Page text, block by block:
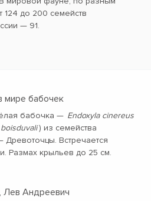
124 до 200 семейств
— 91.
мире бабочек
бабочка — Endoxyla cinereus
) из семейства
Древоточцы. Встречается
Размах крыльев до 25 см.
, Лев Андреевич